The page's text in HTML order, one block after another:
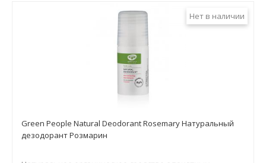
Нет в наличии
Green People Natural Deodorant Rosemary Натуральный
дезодорант Розмарин